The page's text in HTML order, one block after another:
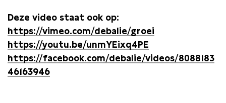
Deze video staat ook op:
https://vimeo.com/debalie/groei
https://youtu.be/unmYEixq4PE
https://facebook.com/debalie/videos/8088183
46163946